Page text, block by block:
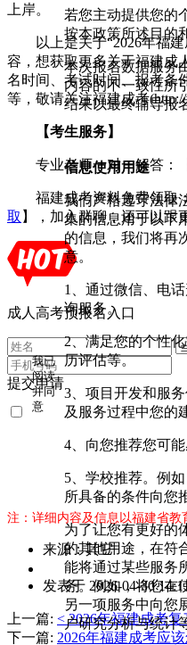
上岸。
以上是关于“2026年福建
容，想获取更多关于福建成
名时间、考试时间、报考条
等，敬请关注福建成考(http://
【考生服务】
专业老师一对一解答：
福建成考资料免费领取
取 】，加入群聊，还可以跟
成人高考预报名入口
提交申请
我已
阅读
并同
意
若您主动提供您的
按本政策所述目的
本次报名数据服务
内容的不一致性所
结果以最终辅导报
信息使用用途
我们严格遵守法律
集的信息用于以下
的信息，我们将再
意。
1、通过微信、电
询服务。
2、满足您的个性
历评估等。
3、项目开发和服
及服务过程中您的
4、向您推荐您可
5、学校推荐。例
所具备的条件向您
为了让您有更好的
的其他用途，在符
能将通过某些服务
务。例如，将您在
另一项服务中向您
户研究分析与统计
注：详细内容及信息以福建省教
来源：其它
者：
老
发表于 2026-04-30
上一篇: < 2026年福建成考
下一篇: 2026年福建成考应